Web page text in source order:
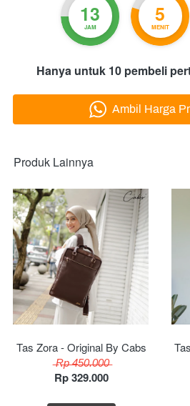
13
JAM
5
MENIT
Hanya untuk 10 pembeli
` Ambil Harga
Produk Lainnya
Tas Zora - Original By Cabs
̶R̶p̶ ̶4̶5̶0̶.̶0̶0̶0̶
Rp 329.000